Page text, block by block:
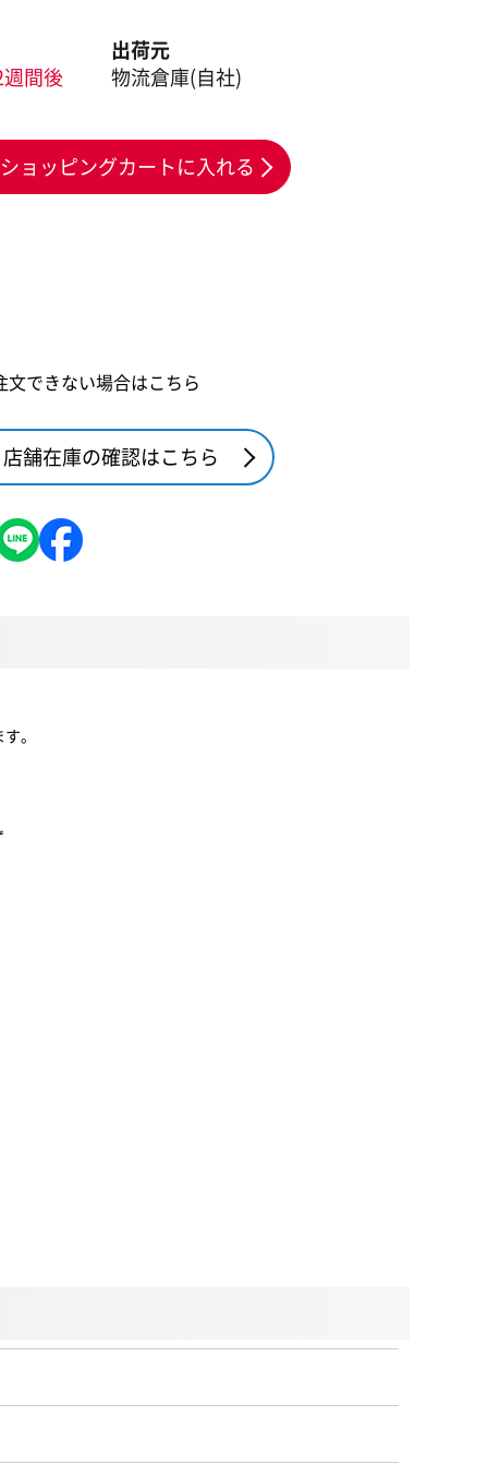
間後
出荷元
物流倉庫(自社)
ショッピングカートに入れる
文できない場合はこちら
店舗在庫の確認はこちら
。